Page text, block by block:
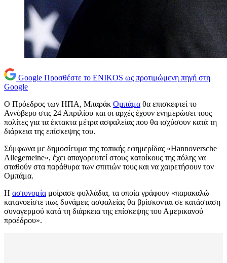
Google Προσθέστε το ENIKOS ως προτιμώμενη πηγή στη
Google
Ο Πρόεδρος των ΗΠΑ, Μπαράκ Ομπάμα θα επισκεφτεί το
Αννόβερο στις 24 Απριλίου και οι αρχές έχουν ενημερώσει τους
πολίτες για τα έκτακτα μέτρα ασφαλείας που θα ισχύσουν κατά τη
διάρκεια της επίσκεψης του.
Σύμφωνα με δημοσίευμα της τοπικής εφημερίδας «Hannoversche
Allegemeine», έχει απαγορευτεί στους κατοίκους της πόλης να
σταθούν στα παράθυρα των σπιτιών τους και να χαιρετήσουν τον
Ομπάμα.
Η αστυνομία μοίρασε φυλλάδια, τα οποία γράφουν «παρακαλώ
κατανοείστε πως δυνάμεις ασφαλείας θα βρίσκονται σε κατάσταση
συναγερμού κατά τη διάρκεια της επίσκεψης του Αμερικανού
προέδρου».